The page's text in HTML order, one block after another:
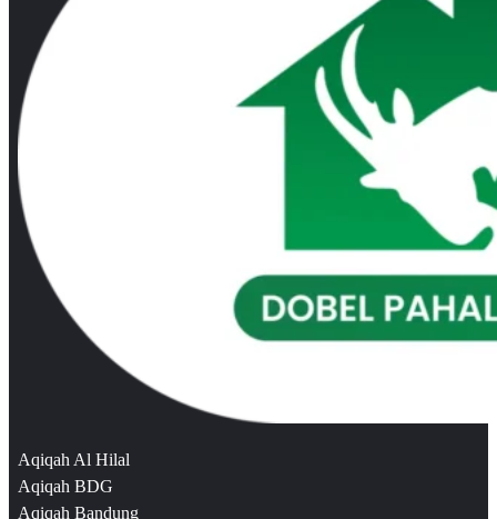
Aqiqah Al Hilal
Aqiqah BDG
Aqiqah Bandung